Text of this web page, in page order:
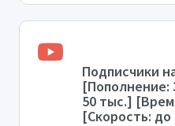
Подписчики
[Пополнение:
50 тыс.]
[Скорость: